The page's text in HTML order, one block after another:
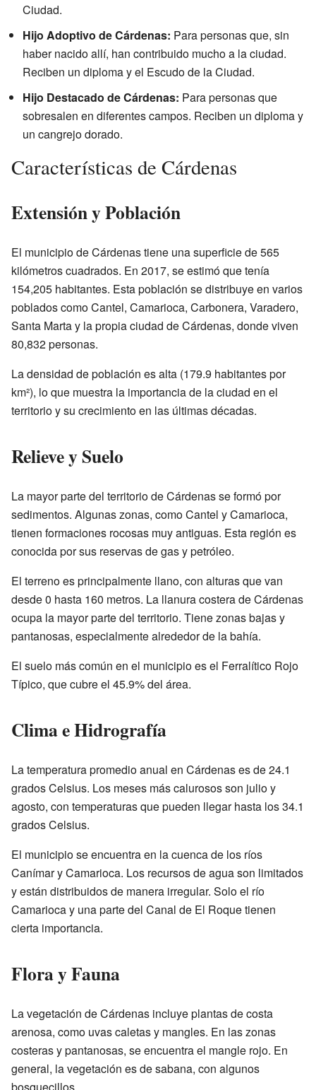
Ciudad.
Hijo Adoptivo de Cárdenas: Para personas que, sin
haber nacido allí, han contribuido mucho a la ciudad.
Reciben un diploma y el Escudo de la Ciudad.
Hijo Destacado de Cárdenas: Para personas que
sobresalen en diferentes campos. Reciben un diploma y
un cangrejo dorado.
Características de Cárdenas
Extensión y Población
El municipio de Cárdenas tiene una superficie de 565
kilómetros cuadrados. En 2017, se estimó que tenía
154,205 habitantes. Esta población se distribuye en varios
poblados como Cantel, Camarioca, Carbonera, Varadero,
Santa Marta y la propia ciudad de Cárdenas, donde viven
80,832 personas.
La densidad de población es alta (179.9 habitantes por
km²), lo que muestra la importancia de la ciudad en el
territorio y su crecimiento en las últimas décadas.
Relieve y Suelo
La mayor parte del territorio de Cárdenas se formó por
sedimentos. Algunas zonas, como Cantel y Camarioca,
tienen formaciones rocosas muy antiguas. Esta región es
conocida por sus reservas de gas y petróleo.
El terreno es principalmente llano, con alturas que van
desde 0 hasta 160 metros. La llanura costera de Cárdenas
ocupa la mayor parte del territorio. Tiene zonas bajas y
pantanosas, especialmente alrededor de la bahía.
El suelo más común en el municipio es el Ferralítico Rojo
Típico, que cubre el 45.9% del área.
Clima e Hidrografía
La temperatura promedio anual en Cárdenas es de 24.1
grados Celsius. Los meses más calurosos son julio y
agosto, con temperaturas que pueden llegar hasta los 34.1
grados Celsius.
El municipio se encuentra en la cuenca de los ríos
Canímar y Camarioca. Los recursos de agua son limitados
y están distribuidos de manera irregular. Solo el río
Camarioca y una parte del Canal de El Roque tienen
cierta importancia.
Flora y Fauna
La vegetación de Cárdenas incluye plantas de costa
arenosa, como uvas caletas y mangles. En las zonas
costeras y pantanosas, se encuentra el mangle rojo. En
general, la vegetación es de sabana, con algunos